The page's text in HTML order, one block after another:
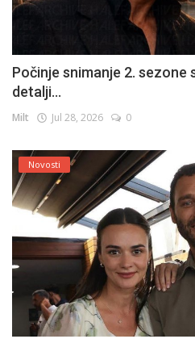
Počinje snimanje 2. sezone
detalji...
Milt Jul 28, 2026 0
Novosti